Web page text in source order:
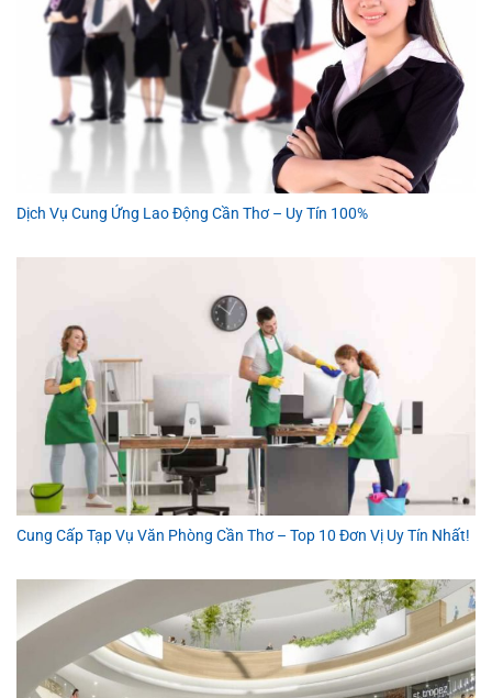
Dịch Vụ Cung Ứng Lao Động Cần Thơ – Uy Tín 100%
Cung Cấp Tạp Vụ Văn Phòng Cần Thơ – Top 10 Đơn Vị Uy Tín Nhất!